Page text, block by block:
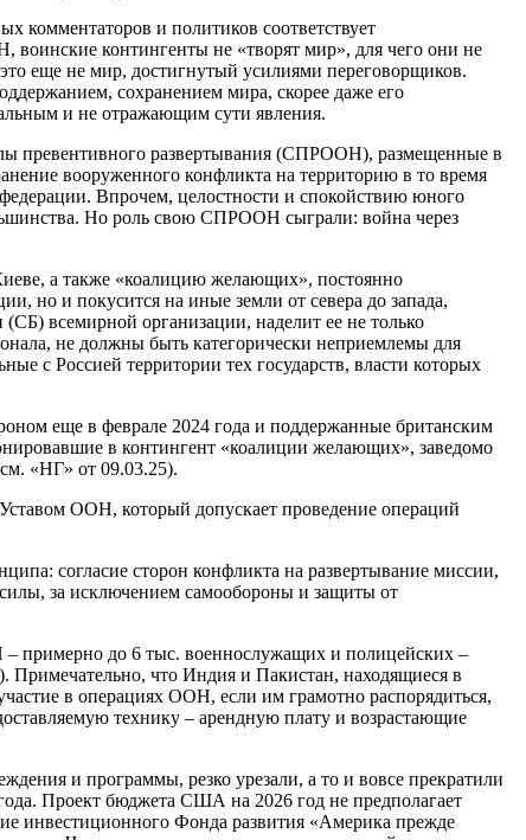
комментаторов и политиков соответствует
контингенты не «творят мир», для чего они не
еще не мир, достигнутый усилиями переговорщиков.
сохранением мира, скорее даже его
и не отражающим сути явления.
развертывания (СПРООН), размещенные в
вооруженного конфликта на территорию в то время
Впрочем, целостности и спокойствию юного
Но роль свою СПРООН сыграли: война через
а также «коалицию желающих», постоянно
но и покусится на иные земли от севера до запада,
всемирной организации, наделит ее не только
не должны быть категорически неприемлемы для
с Россией территории тех государств, власти которых
еще в феврале 2024 года и поддержанные британским
в контингент «коалиции желающих», заведомо
«НГ» от 09.03.25).
ООН, который допускает проведение операций
согласие сторон конфликта на развертывание миссии,
за исключением самообороны и защиты от
– примерно до 6 тыс. военнослужащих и полицейских –
что Индия и Пакистан, находящиеся в
в операциях ООН, если им грамотно распорядиться,
технику – арендную плату и возрастающие
и программы, резко урезали, а то и вовсе прекратили
Проект бюджета США на 2026 год не предполагает
инвестиционного Фонда развития «Америка прежде